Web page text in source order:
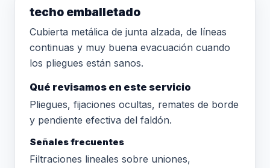
techo emballetado
Cubierta metálica de junta alzada, de líneas
continuas y muy buena evacuación cuando
los pliegues están sanos.
Qué revisamos en este servicio
Pliegues, fijaciones ocultas, remates de borde
y pendiente efectiva del faldón.
Señales frecuentes
Filtraciones lineales sobre uniones,